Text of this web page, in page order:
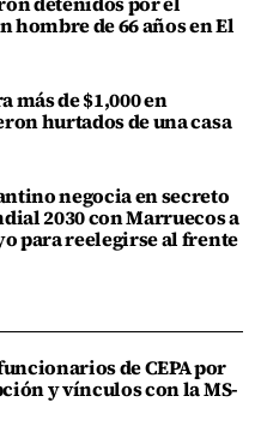
hombre de 66 años en El
más de $1,000 en
hurtados de una casa
negocia en secreto
2030 con Marruecos a
para reelegirse al frente
de CEPA por
y vínculos con la MS-